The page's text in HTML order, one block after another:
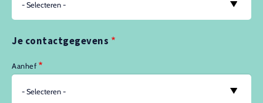
Je contactgegevens
Aanhef